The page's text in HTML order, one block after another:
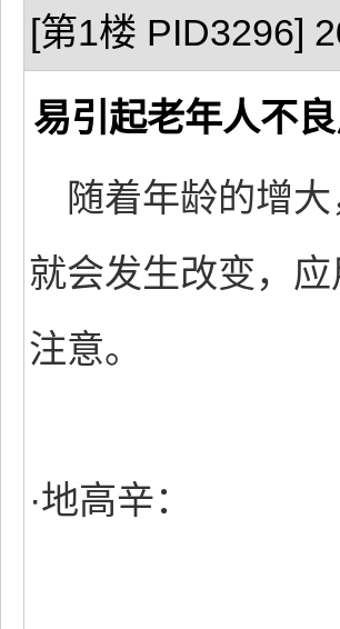
[第1楼 PID3296]
易引起老年人不
随着年龄的增大
就会发生改变，
注意。
·地高辛：